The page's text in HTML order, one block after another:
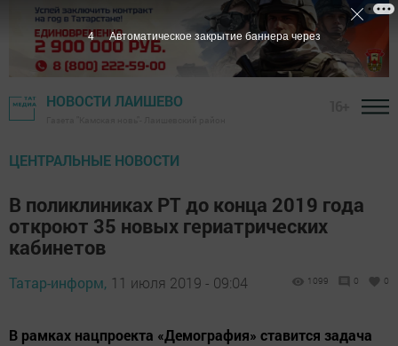
НОВОСТИ ЛАИШЕВО
ЦЕНТРАЛЬНЫЕ НОВОСТИ
В поликлиниках РТ до конца 2019 года
откроют 35 новых гериатрических
кабинетов
Татар-информ, 11 июля 2019 - 09:04 1099 0 0
В рамках нацпроекта «Демография» ставится задача
3 Автоматическое закрытие баннера через